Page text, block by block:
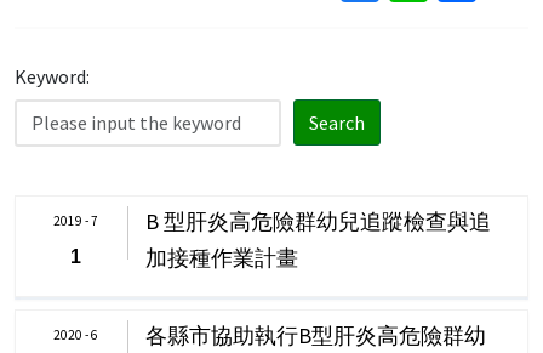
Keyword:
Search
B 型肝炎高危險群幼兒追蹤檢查與追
加接種作業計畫
2019 - 7
1
各縣市協助執行B型肝炎高危險群幼
2020 - 6